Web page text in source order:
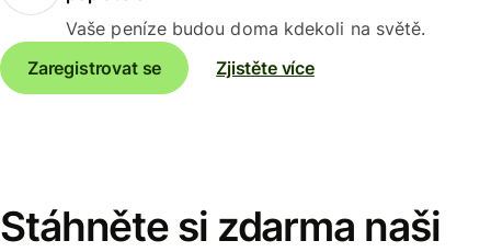
Vaše peníze budou doma kdekoli na světě.
Zaregistrovat se
Zjistěte více
Stáhněte si zdarma naši